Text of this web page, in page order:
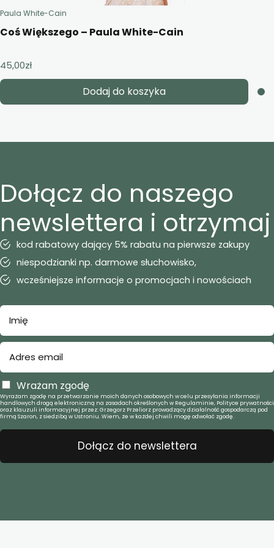
Paula White-Cain
Coś Większego – Paula White-Cain
45,00zł
Dodaj do koszyka
Dołącz do naszego
newslettera i otrzymaj
kod rabatowy dający 5% rabatu na pierwsze zakupy
niespodzianki np. darmowe słuchowisko,
wcześniejsze informacje o promocjach i nowościach
Wrażam zgodę
Wyrażam zgodę na przetwarzanie moich danych osobowych w celu przesyłania informacji
handlowych drogą elektroniczną na zasadach określonych w Regulaminie, Polityce prywatności
oraz klauzuli informacyjnej przez: Grzegorz Przeliorz prowadzący działalność gospodarczą pod
firmą Szaron, z siedzibą w Ustroniu. Wiem, że w każdej chwili mogę odwołać zgodę.
Dołącz do newslettera